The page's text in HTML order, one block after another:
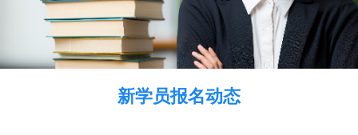
新学员报名动态
2026年8月7号_上海_王同学（133****9410）报名: 【手机维修培训班】
2026年8月7号_重庆_苏同学（187****5040）报名:【手机维修培训班】
2026年8月7号_江西_代同学（159****3749）报名:【手机维修培训班】